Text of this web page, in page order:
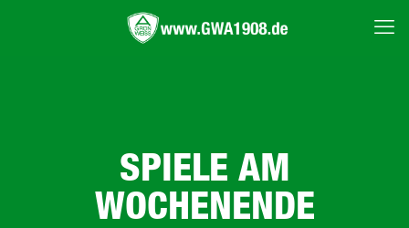
SPIELE AM
WOCHENENDE